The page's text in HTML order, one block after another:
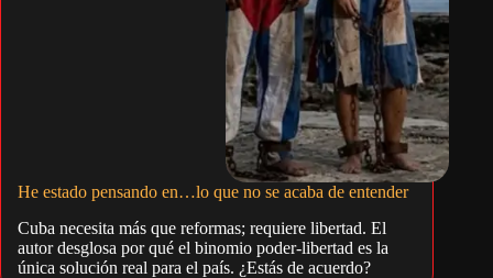
He estado pensando en…lo que no se acaba de entender
Cuba necesita más que reformas; requiere libertad. El
autor desglosa por qué el binomio poder-libertad es la
única solución real para el país. ¿Estás de acuerdo?